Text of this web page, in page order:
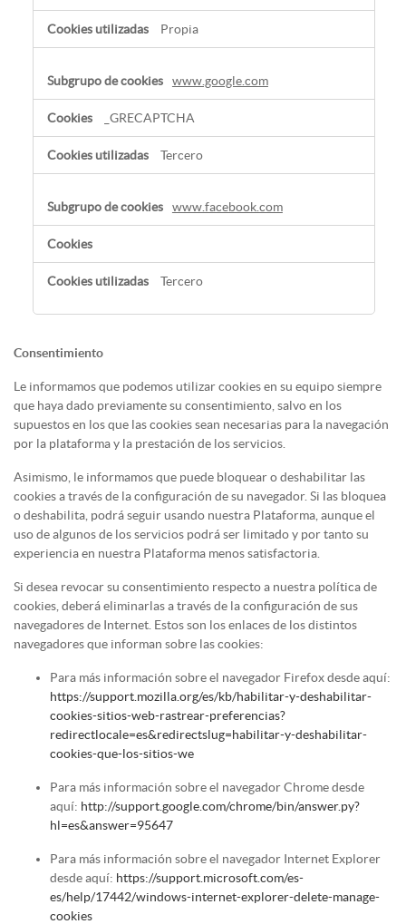
Propia
www.google.com
_GRECAPTCHA
Tercero
www.facebook.com
Tercero
Consentimiento
Le informamos que podemos utilizar cookies en su equipo siempre
que haya dado previamente su consentimiento, salvo en los
supuestos en los que las cookies sean necesarias para la navegación
por la plataforma y la prestación de los servicios.
Asimismo, le informamos que puede bloquear o deshabilitar las
cookies a través de la configuración de su navegador. Si las bloquea
o deshabilita, podrá seguir usando nuestra Plataforma, aunque el
uso de algunos de los servicios podrá ser limitado y por tanto su
experiencia en nuestra Plataforma menos satisfactoria.
Si desea revocar su consentimiento respecto a nuestra política de
cookies, deberá eliminarlas a través de la configuración de sus
navegadores de Internet. Estos son los enlaces de los distintos
navegadores que informan sobre las cookies:
Para más información sobre el navegador Firefox desde aquí:
https://support.mozilla.org/es/kb/habilitar-y-deshabilitar-
cookies-sitios-web-rastrear-preferencias?
redirectlocale=es&redirectslug=habilitar-y-deshabilitar-
cookies-que-los-sitios-we
Para más información sobre el navegador Chrome desde
aquí: http://support.google.com/chrome/bin/answer.py?
hl=es&answer=95647
Para más información sobre el navegador Internet Explorer
desde aquí: https://support.microsoft.com/es-
es/help/17442/windows-internet-explorer-delete-manage-
cookies